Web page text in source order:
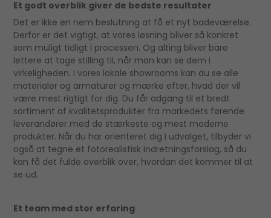
Et godt overblik giver de bedste resultater
Det er ikke en nem beslutning at få et nyt badeværelse.
Derfor er det vigtigt, at vores løsning bliver så konkret
som muligt tidligt i processen. Og alting bliver bare
lettere at tage stilling til, når man kan se dem i
virkeligheden. I vores lokale showrooms kan du se alle
materialer og armaturer og mærke efter, hvad der vil
være mest rigtigt for dig. Du får adgang til et bredt
sortiment af kvalitetsprodukter fra markedets førende
leverandører med de stærkeste og mest moderne
produkter. Når du har orienteret dig i udvalget, tilbyder vi
også at tegne et fotorealistisk indretningsforslag, så du
kan få det fulde overblik over, hvordan det kommer til at
se ud.
Et team med stor erfaring